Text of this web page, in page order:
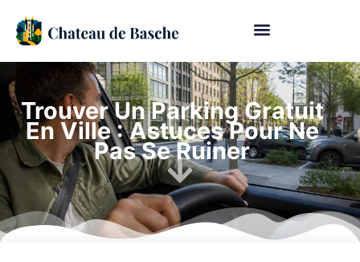
Trouver Un Parking Gratuit
En Ville : Astuces Pour Ne
Pas Se Ruiner